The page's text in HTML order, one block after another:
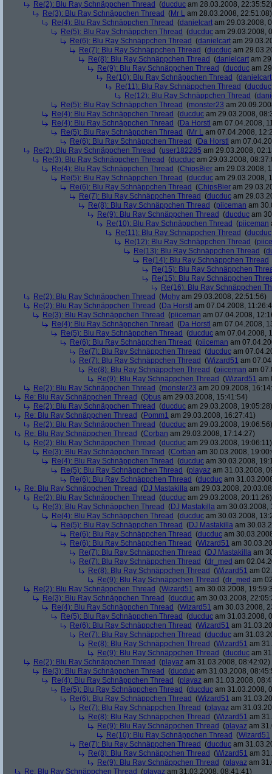
Re(2): Blu Ray Schnäppchen Thread (ducduc am 28.03.2008, 22:35:52)
Re(3): Blu Ray Schnäppchen Thread (Mr L am 28.03.2008, 22:51:08)
Re(4): Blu Ray Schnäppchen Thread (danielcart am 29.03.2008,
Re(5): Blu Ray Schnäppchen Thread (ducduc am 29.03.2008,
Re(6): Blu Ray Schnäppchen Thread (danielcart am
Re(7): Blu Ray Schnäppchen Thread (ducduc am
Re(8): Blu Ray Schnäppchen Thread (danielcart am
Re(9): Blu Ray Schnäppchen Thread (ducduc am
Re(10): Blu Ray Schnäppchen Thread (danielcart
Re(11): Blu Ray Schnäppchen Thread (ducduc
Re(12): Blu Ray Schnäppchen Thread (
Re(5): Blu Ray Schnäppchen Thread (monster23 am
Re(4): Blu Ray Schnäppchen Thread (ducduc am 29.03.2008,
Re(4): Blu Ray Schnäppchen Thread (Da Horstl am 07.04.2008,
Re(5): Blu Ray Schnäppchen Thread (Mr L am 07.04.2008,
Re(6): Blu Ray Schnäppchen Thread (Da Horstl am
Re(2): Blu Ray Schnäppchen Thread (user182285 am 29.03.2008,
Re(3): Blu Ray Schnäppchen Thread (ducduc am 29.03.2008,
Re(4): Blu Ray Schnäppchen Thread (ChipsBier am 29.03.2008,
Re(5): Blu Ray Schnäppchen Thread (ducduc am 29.03.2008,
Re(6): Blu Ray Schnäppchen Thread (ChipsBier am
Re(7): Blu Ray Schnäppchen Thread (ducduc am
Re(8): Blu Ray Schnäppchen Thread (piiceman am
Re(9): Blu Ray Schnäppchen Thread (ducduc am
Re(10): Blu Ray Schnäppchen Thread (piiceman
Re(11): Blu Ray Schnäppchen Thread (ducduc
Re(12): Blu Ray Schnäppchen Thread (
Re(13): Blu Ray Schnäppchen Thread (
Re(14): Blu Ray Schnäppchen Thread
Re(15): Blu Ray Schnäppchen
Re(15): Blu Ray Schnäppchen
Re(16): Blu Ray Schnäppchen
Re(2): Blu Ray Schnäppchen Thread (Mohy am 29.03.2008, 22:51:56)
Re(2): Blu Ray Schnäppchen Thread (Da Horstl am 07.04.2008,
Re(3): Blu Ray Schnäppchen Thread (piiceman am 07.04.2008,
Re(4): Blu Ray Schnäppchen Thread (Da Horstl am 07.04.2008,
Re(5): Blu Ray Schnäppchen Thread (ducduc am 07.04.2008,
Re(6): Blu Ray Schnäppchen Thread (piiceman am
Re(7): Blu Ray Schnäppchen Thread (ducduc am
Re(7): Blu Ray Schnäppchen Thread (Wizard51 am
Re(8): Blu Ray Schnäppchen Thread (piiceman am
Re(9): Blu Ray Schnäppchen Thread (Wizard51 am
Re(2): Blu Ray Schnäppchen Thread (monster23 am 20.09.2008,
Re: Blu Ray Schnäppchen Thread (Qbus am 29.03.2008, 15:41:54)
Re(2): Blu Ray Schnäppchen Thread (ducduc am 29.03.2008, 19:05:28)
Re: Blu Ray Schnäppchen Thread (Pomm1 am 29.03.2008, 16:27:41)
Re(2): Blu Ray Schnäppchen Thread (ducduc am 29.03.2008, 19:06:56)
Re: Blu Ray Schnäppchen Thread (Corban am 29.03.2008, 17:14:27)
Re(2): Blu Ray Schnäppchen Thread (ducduc am 29.03.2008, 19:06:11)
Re(3): Blu Ray Schnäppchen Thread (Corban am 30.03.2008,
Re(4): Blu Ray Schnäppchen Thread (ducduc am 30.03.2008,
Re(5): Blu Ray Schnäppchen Thread (playaz am 31.03.2008,
Re(6): Blu Ray Schnäppchen Thread (ducduc am
Re: Blu Ray Schnäppchen Thread (DJ Mastakilla am 29.03.2008,
Re(2): Blu Ray Schnäppchen Thread (ducduc am 29.03.2008, 20:11:26)
Re(3): Blu Ray Schnäppchen Thread (DJ Mastakilla am 30.03.2008,
Re(4): Blu Ray Schnäppchen Thread (ducduc am 30.03.2008,
Re(5): Blu Ray Schnäppchen Thread (DJ Mastakilla am
Re(6): Blu Ray Schnäppchen Thread (ducduc am
Re(6): Blu Ray Schnäppchen Thread (Wizard51 am
Re(7): Blu Ray Schnäppchen Thread (DJ Mastakilla am
Re(7): Blu Ray Schnäppchen Thread (dr_med am
Re(8): Blu Ray Schnäppchen Thread (Wizard51 am
Re(9): Blu Ray Schnäppchen Thread (dr_med am
Re(2): Blu Ray Schnäppchen Thread (Wizard51 am 30.03.2008,
Re(3): Blu Ray Schnäppchen Thread (ducduc am 30.03.2008,
Re(4): Blu Ray Schnäppchen Thread (Wizard51 am 30.03.2008,
Re(5): Blu Ray Schnäppchen Thread (ducduc am 31.03.2008,
Re(6): Blu Ray Schnäppchen Thread (Wizard51 am
Re(7): Blu Ray Schnäppchen Thread (ducduc am
Re(8): Blu Ray Schnäppchen Thread (Wizard51 am
Re(9): Blu Ray Schnäppchen Thread (ducduc am
Re(2): Blu Ray Schnäppchen Thread (playaz am 31.03.2008, 08:42:02)
Re(3): Blu Ray Schnäppchen Thread (ducduc am 31.03.2008,
Re(4): Blu Ray Schnäppchen Thread (playaz am 31.03.2008,
Re(5): Blu Ray Schnäppchen Thread (ducduc am 31.03.2008,
Re(6): Blu Ray Schnäppchen Thread (Wizard51 am
Re(7): Blu Ray Schnäppchen Thread (playaz am
Re(8): Blu Ray Schnäppchen Thread (Wizard51 am
Re(9): Blu Ray Schnäppchen Thread (playaz am
Re(10): Blu Ray Schnäppchen Thread (Wizard51
Re(7): Blu Ray Schnäppchen Thread (ducduc am
Re(8): Blu Ray Schnäppchen Thread (Wizard51 am
Re(9): Blu Ray Schnäppchen Thread (playaz am
Re: Blu Ray Schnäppchen Thread (playaz am 31.03.2008, 08:41:41)